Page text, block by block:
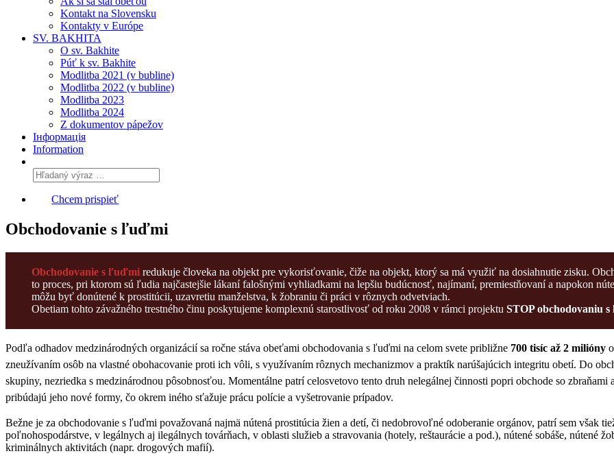
Kontakt na Slovensku
Kontakty v Európe
SV. BAKHITA
O sv. Bakhite
Púť k sv. Bakhite
Modlitba 2021 (v bubline)
Modlitba 2022 (v bubline)
Modlitba 2023
Modlitba 2024
Z dokumentov pápežov
Інформація
Information
Chcem prispieť
Obchodovanie s ľuďmi
Obchodovanie s ľuďmi redukuje človeka na objekt pre vykorisťovanie, čiže na objekt, ktorý sa má využiť na dosiahnutie zisku.
to proces, pri ktorom sú ľudia najčastejšie lákaní falošnými vyhliadkami na lepšiu budúcnosť, najímaní, premiestňovaní a napokon
môžu byť donútené k prostitúcii, uzavretiu manželstva, k žobraniu či práci v rôznych odvetviach.
Obetiam tohto závažného trestného činu poskytujeme komplexnú starostlivosť od roku 2008 v rámci projektu STOP obchodovaniu
Podľa odhadov medzinárodných organizácií sa ročne stáva obeťami obchodovania s ľuďmi na celom svete približne 700 tisíc až 2 milióny
zneužívaním osôb na vlastné obohacovanie proti ich vôli, s využívaním rôznych mechanizmov a praktík narúšajúcich integritu obetí. Do
skupiny, nezriedka s medzinárodnou pôsobnosťou. Momentálne patrí celosvetovo tento druh nelegálnej činnosti popri obchode so
pribúdajú jeho nové formy, čo okrem iného sťažuje prácu polície a vyšetrovanie prípadov.
Bežne je za obchodovanie s ľuďmi považovaná najmä nútená prostitúcia žien a detí, či nedobrovoľné odoberanie orgánov, patrí sem však
poľnohospodárstve, v legálnych aj ilegálnych továrňach, v oblasti služieb a stravovania (hotely, reštaurácie a pod.), nútené sobáše, nútené
kriminálnych aktivitách (napr. drogových mafií).